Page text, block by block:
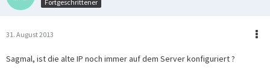
Fortgeschrittener
31. August 2013
Sagmal, ist die alte IP noch immer auf dem Server konfiguriert ?